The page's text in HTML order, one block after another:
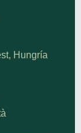
Hungría